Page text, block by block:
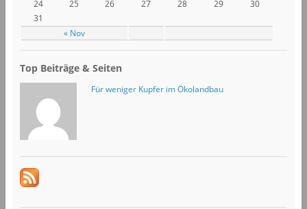
« Nov
24
25 26 27 28 29
30
31
Top Beiträge & Seiten
Für weniger Kupfer im Ökolandbau